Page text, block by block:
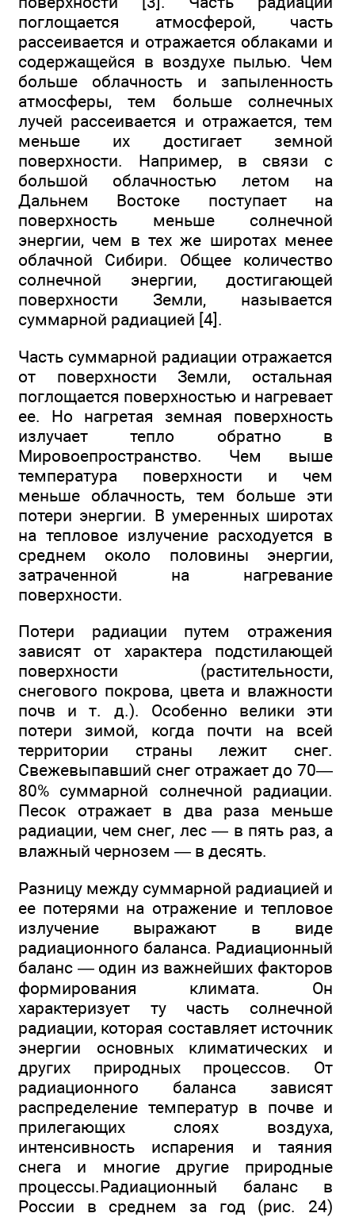
поглощается атмосферой, часть
рассеивается и отражается облаками и
содержащейся в воздухе пылью. Чем
больше облачность и запыленность
атмосферы, тем больше солнечных
лучей рассеивается и отражается, тем
меньше их достигает земной
поверхности. Например, в связи с
большой облачностью летом на
Дальнем Востоке поступает на
поверхность меньше солнечной
энергии, чем в тех же широтах менее
облачной Сибири. Общее количество
солнечной энергии, достигающей
поверхности Земли, называется
суммарной радиацией [4].
Часть суммарной радиации отражается
от поверхности Земли, остальная
поглощается поверхностью и нагревает
ее. Но нагретая земная поверхность
излучает тепло обратно в
Мировоепространство. Чем выше
температура поверхности и чем
меньше облачность, тем больше эти
потери энергии. В умеренных широтах
на тепловое излучение расходуется в
среднем около половины энергии,
затраченной на нагревание
поверхности.
Потери радиации путем отражения
зависят от характера подстилающей
поверхности (растительности,
снегового покрова, цвета и влажности
почв и т. д.). Особенно велики эти
потери зимой, когда почти на всей
территории страны лежит снег.
Свежевыпавший снег отражает до 70—
80% суммарной солнечной радиации.
Песок отражает в два раза меньше
радиации, чем снег, лес — в пять раз, а
влажный чернозем — в десять.
Разницу между суммарной радиацией и
ее потерями на отражение и тепловое
излучение выражают в виде
радиационного баланса. Радиационный
баланс — один из важнейших факторов
формирования климата. Он
характеризует ту часть солнечной
радиации, которая составляет источник
энергии основных климатических и
других природных процессов. От
радиационного баланса зависят
распределение температур в почве и
прилегающих слоях воздуха,
интенсивность испарения и таяния
снега и многие другие природные
процессы.Радиационный баланс в
России в среднем за год (рис. 24)